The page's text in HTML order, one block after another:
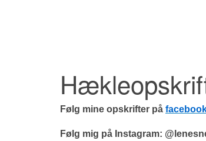
Følg mine opskrifter på
Følg mig på Instagram: